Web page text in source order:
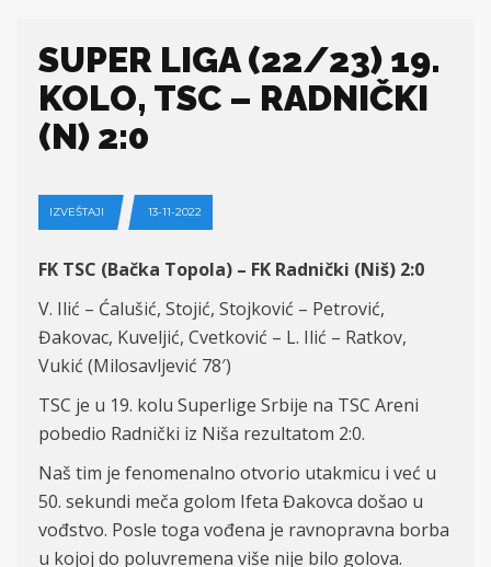
SUPER LIGA (22/23) 19.
KOLO, TSC – RADNIČKI
(N) 2:0
IZVEŠTAJI 13-11-2022
FK TSC (Bačka Topola) – FK Radnički (Niš) 2:0
V. Ilić – Ćalušić, Stojić, Stojković – Petrović,
Đakovac, Kuveljić, Cvetković – L. Ilić – Ratkov,
Vukić (Milosavljević 78′)
TSC je u 19. kolu Superlige Srbije na TSC Areni
pobedio Radnički iz Niša rezultatom 2:0.
Naš tim je fenomenalno otvorio utakmicu i već u
50. sekundi meča golom Ifeta Đakovca došao u
vođstvo. Posle toga vođena je ravnopravna borba
u kojoj do poluvremena više nije bilo golova.